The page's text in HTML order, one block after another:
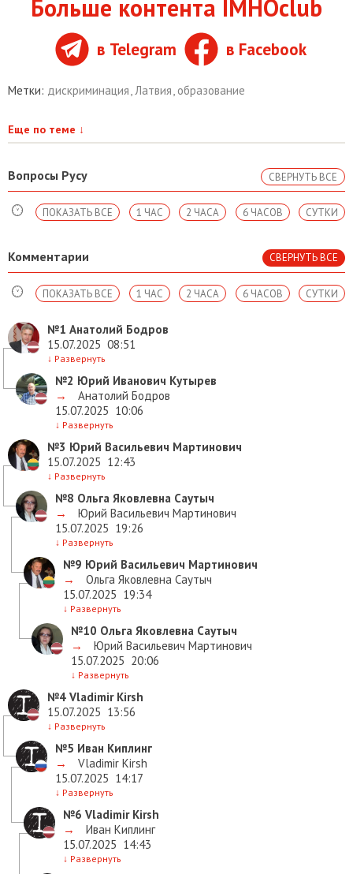
Больше контента IMHOclub
в Telegram в Facebook
Метки: дискриминация,Латвия, образование
Еще по теме ↓
Вопросы Русу СВЕРНУТЬ ВСЕ
СУТКИ
6 ЧАСОВ
2 ЧАСА
1 ЧАС
ПОКАЗАТЬ ВСЕ
Комментарии СВЕРНУТЬ ВСЕ
СУТКИ
6 ЧАСОВ
2 ЧАСА
1 ЧАС
ПОКАЗАТЬ ВСЕ
№1 Анатолий Бодров
15.07.2025 08:51
↓ Развернуть
№2 Юрий Иванович Кутырев
→
Анатолий Бодров
15.07.2025 10:06
↓ Развернуть
№3 Юрий Васильевич Мартинович
15.07.2025 12:43
↓ Развернуть
№8 Ольга Яковлевна Саутыч
→
Юрий Васильевич Мартинович
15.07.2025 19:26
↓ Развернуть
№9 Юрий Васильевич Мартинович
→
Ольга Яковлевна Саутыч
15.07.2025 19:34
↓ Развернуть
№10 Ольга Яковлевна Саутыч
→
Юрий Васильевич Мартинович
15.07.2025 20:06
↓ Развернуть
№4 Vladimir Kirsh
15.07.2025 13:56
↓ Развернуть
№5 Иван Киплинг
→
Vladimir Kirsh
15.07.2025 14:17
↓ Развернуть
№6 Vladimir Kirsh
→
Иван Киплинг
15.07.2025 14:43
↓ Развернуть